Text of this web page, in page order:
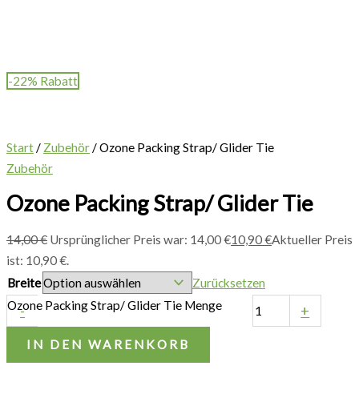
-22% Rabatt
Start/ Zubehör/ Ozone Packing Strap/ Glider Tie
Zubehör
Ozone Packing Strap/ Glider Tie
14,00€ Ursprünglicher Preis war: 14,00 €10,90€Aktueller Preis
ist: 10,90 €.
Breite
Zurücksetzen
-
Ozone Packing Strap/ Glider Tie Menge +
IN DEN WARENKORB